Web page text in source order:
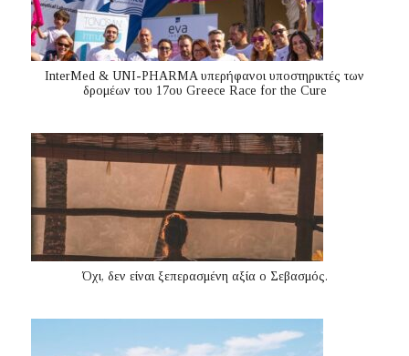
InterMed & UNI-PHARMA υπερήφανοι υποστηρικτές των
δρομέων του 17ου Greece Race for the Cure
Όχι, δεν είναι ξεπερασμένη αξία ο Σεβασμός.